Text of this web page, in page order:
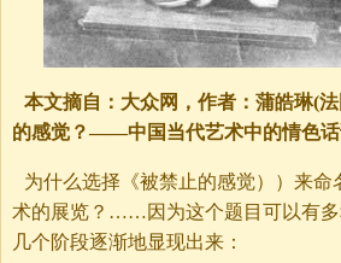
本文摘自：大众网，作者：蒲皓琳(
的感觉？——中国当代艺术中的情色话
为什么选择《被禁止的感觉））来命
术的展览？……因为这个题目可以有多
几个阶段逐渐地显现出来：